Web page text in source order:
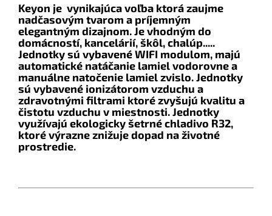
Keyon je vynikajúca voľba ktorá zaujme
nadčasovým tvarom a príjemným
elegantným dizajnom. Je vhodným do
domácností, kancelárií, škôl, chalúp.....
Jednotky sú vybavené WIFI modulom, majú
automatické natáčanie lamiel vodorovne a
manuálne natočenie lamiel zvislo. Jednotky
sú vybavené ionizátorom vzduchu a
zdravotnými filtrami ktoré zvyšujú kvalitu a
čistotu vzduchu v miestnosti. Jednotky
využívajú ekologicky šetrné chladivo R32,
ktoré výrazne znižuje dopad na životné
prostredie.